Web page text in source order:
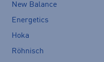
New Balance
Energetics
Hoka
Röhnisch